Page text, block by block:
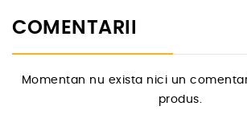
COMENTARII
Momentan nu exista nici un
produs.